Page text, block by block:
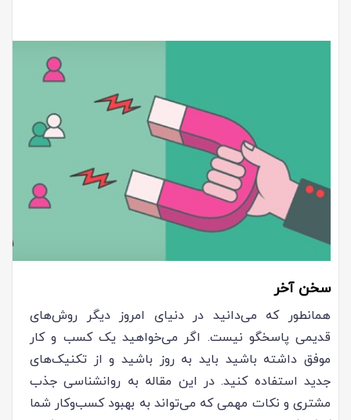
سخن آخر
همانطور که می‌دانید در دنیای امروز دیگر روش‌های
قدیمی پاسخگو نیست. اگر می‌خواهید یک کسب و کار
موفق داشته باشید باید به روز باشید و از تکنیک‌های
جدید استفاده کنید. در این مقاله به روانشناسی جذب
مشتری و نکات مهمی که می‌تواند به بهبود کسب‌وکار شما